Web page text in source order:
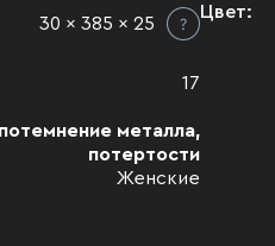
30 x 385 x 25
17
потемнение металла,
потертости
Женские
Цвет: